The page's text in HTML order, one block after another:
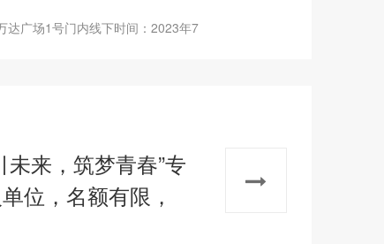
达广场1号门内线下时间：2023年7
来，筑梦青春”专
位，名额有限，